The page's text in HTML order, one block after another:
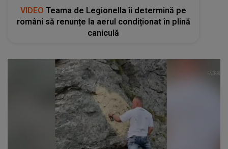
VIDEO Teama de Legionella îi determină pe
români să renunțe la aerul condiționat în plină
caniculă